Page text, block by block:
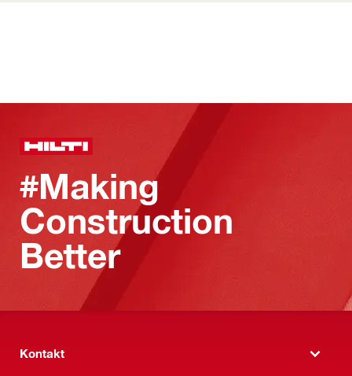
#Making
Construction
Better
Kontakt